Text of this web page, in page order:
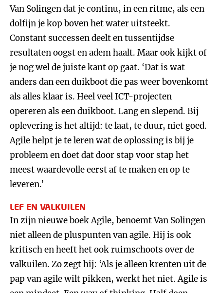
Van Solingen dat je continu, in een ritme, als een
dolfijn je kop boven het water uitsteekt.
Constant successen deelt en tussentijdse
resultaten oogst en adem haalt. Maar ook kijkt of
je nog wel de juiste kant op gaat. ‘Dat is wat
anders dan een duikboot die pas weer bovenkomt
als alles klaar is. Heel veel ICT-projecten
opereren als een duikboot. Lang en slepend. Bij
oplevering is het altijd: te laat, te duur, niet goed.
Agile helpt je te leren wat de oplossing is bij je
probleem en doet dat door stap voor stap het
meest waardevolle eerst af te maken en op te
leveren.’
LEF EN VALKUILEN
In zijn nieuwe boek Agile, benoemt Van Solingen
niet alleen de pluspunten van agile. Hij is ook
kritisch en heeft het ook ruimschoots over de
valkuilen. Zo zegt hij: ‘Als je alleen krenten uit de
pap van agile wilt pikken, werkt het niet. Agile is